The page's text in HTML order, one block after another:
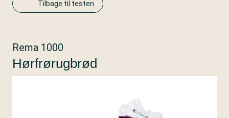
Tilbage til testen
Rema 1000
Hørfrørugbrød